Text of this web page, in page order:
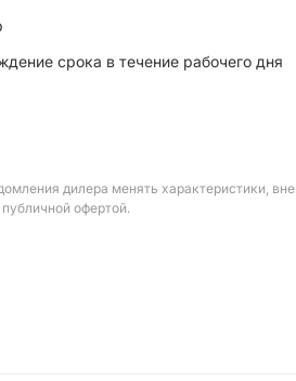
срока в течение рабочего дня
дилера менять характеристики,
офертой.